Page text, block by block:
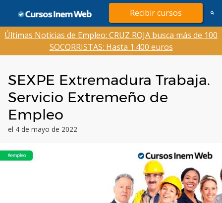
contenido
Recibir cursos
Últimas Noticias de Empleo: CRUZ ROJA busca más de 100
SOCORRISTAS: Hasta 1.400 euros
SEXPE Extremadura Trabaja.
Servicio Extremeño de
Empleo
el 4 de mayo de 2022